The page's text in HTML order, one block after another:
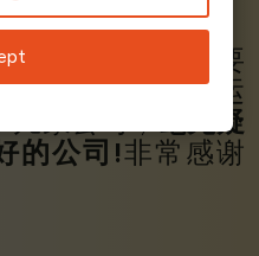
管理流量
所需要
好！。该系统运
毫无疑
的公司!非常感谢